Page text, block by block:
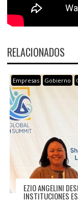
RELACIONADOS
Empresas Gobierno
EZIO ANGELINI
INSTITUCIONES